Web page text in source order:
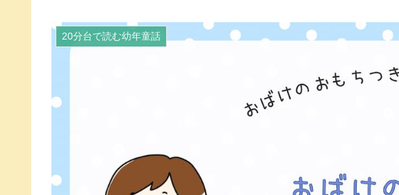
20分台で読む幼年童話